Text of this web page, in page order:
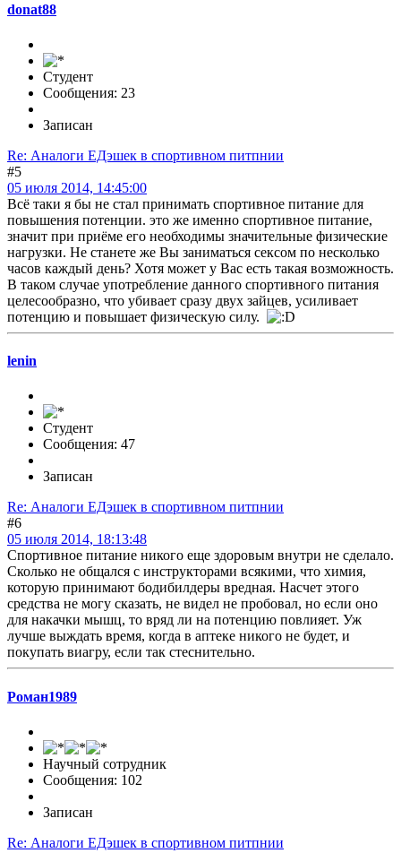
donat88
Студент
Сообщения: 23
Записан
Re: Аналоги ЕДэшек в спортивном питпнии
#5
05 июля 2014, 14:45:00
Всё таки я бы не стал принимать спортивное питание для
повышения потенции. это же именно спортивное питание,
значит при приёме его необходимы значительные физические
нагрузки. Не станете же Вы заниматься сексом по несколько
часов каждый день? Хотя может у Вас есть такая возможность.
В таком случае употребление данного спортивного питания
целесообразно, что убивает сразу двух зайцев, усиливает
потенцию и повышает физическую силу.
lenin
Студент
Сообщения: 47
Записан
Re: Аналоги ЕДэшек в спортивном питпнии
#6
05 июля 2014, 18:13:48
Спортивное питание никого еще здоровым внутри не сделало.
Сколько не общался с инструкторами всякими, что химия,
которую принимают бодибилдеры вредная. Насчет этого
средства не могу сказать, не видел не пробовал, но если оно
для накачки мышц, то вряд ли на потенцию повлияет. Уж
лучше выждать время, когда в аптеке никого не будет, и
покупать виагру, если так стеснительно.
Роман1989
Научный сотрудник
Сообщения: 102
Записан
Re: Аналоги ЕДэшек в спортивном питпнии